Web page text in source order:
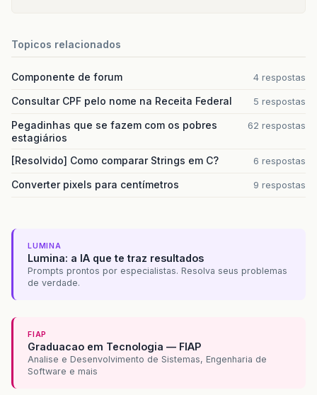
Topicos relacionados
Componente de forum 4 respostas
Consultar CPF pelo nome na Receita Federal 5 respostas
Pegadinhas que se fazem com os pobres
estagiários
62 respostas
[Resolvido] Como comparar Strings em C? 6 respostas
Converter pixels para centímetros 9 respostas
LUMINA
Lumina: a IA que te traz resultados
Prompts prontos por especialistas. Resolva seus problemas
de verdade.
FIAP
Graduacao em Tecnologia — FIAP
Analise e Desenvolvimento de Sistemas, Engenharia de
Software e mais